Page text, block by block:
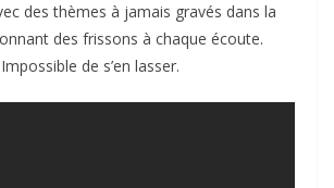
des thèmes à jamais gravés dans la
des frissons à chaque écoute.
Impossible de s’en lasser.